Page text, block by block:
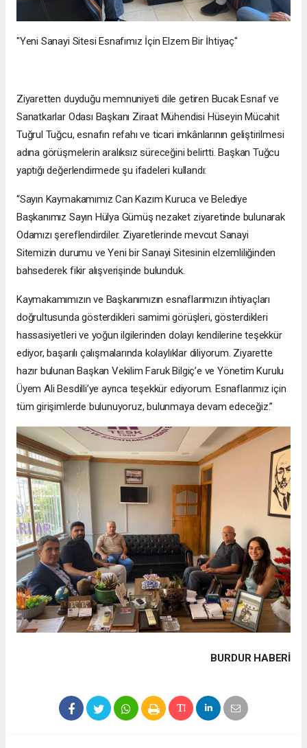
"Yeni Sanayi Sitesi Esnafımız İçin Elzem Bir İhtiyaç"
Ziyaretten duyduğu memnuniyeti dile getiren Bucak Esnaf ve
Sanatkarlar Odası Başkanı Ziraat Mühendisi Hüseyin Mücahit
Tuğrul Tuğcu, esnafın refahı ve ticari imkânlarının geliştirilmesi
adına görüşmelerin aralıksız süreceğini belirtti. Başkan Tuğcu
yaptığı değerlendirmede şu ifadeleri kullandı:
“Sayın Kaymakamımız Can Kazım Kuruca ve Belediye
Başkanımız Sayın Hülya Gümüş nezaket ziyaretinde bulunarak
Odamızı şereflendirdiler. Ziyaretlerinde mevcut Sanayi
Sitemizin durumu ve Yeni bir Sanayi Sitesinin elzemliliğinden
bahsederek fikir alışverişinde bulunduk.
Kaymakamımızın ve Başkanımızın esnaflarımızın ihtiyaçları
doğrultusunda gösterdikleri samimi görüşleri, gösterdikleri
hassasiyetleri ve yoğun ilgilerinden dolayı kendilerine teşekkür
ediyor, başarılı çalışmalarında kolaylıklar diliyorum. Ziyarette
hazır bulunan Başkan Vekilim Faruk Bilgiç’e ve Yönetim Kurulu
Üyem Ali Besdilli’ye ayrıca teşekkür ediyorum. Esnaflarımız için
tüm girişimlerde bulunuyoruz, bulunmaya devam edeceğiz.”
BURDUR HABERİ